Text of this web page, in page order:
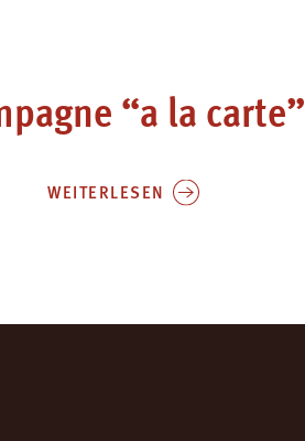
“a la carte”
WEITERLESEN